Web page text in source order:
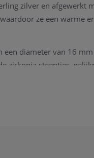
zilver en afgewerkt
ze een warme
een diameter van 16
zirkonia steentjes,
Het iets bredere,